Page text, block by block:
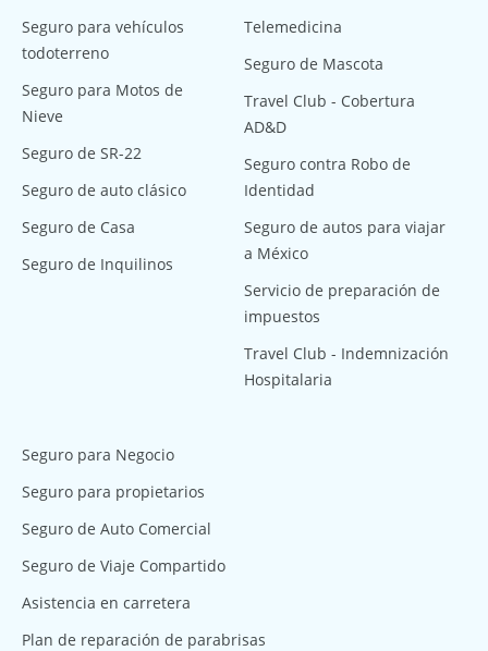
Seguro para vehículos
todoterreno
Seguro para Motos de
Nieve
Seguro de SR-22
Seguro de auto clásico
Seguro de Casa
Seguro de Inquilinos
Telemedicina
Seguro de Mascota
Travel Club - Cobertura
AD&D
Seguro contra Robo de
Identidad
Seguro de autos para viajar
a México
Servicio de preparación de
impuestos
Travel Club - Indemnización
Hospitalaria
Seguro para Negocio
Seguro para propietarios
Seguro de Auto Comercial
Seguro de Viaje Compartido
Asistencia en carretera
Plan de reparación de parabrisas